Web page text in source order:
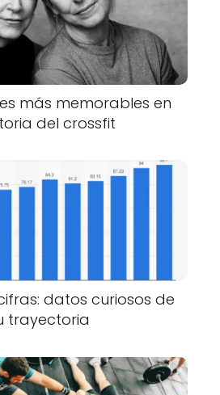
más memorables en
del crossfit
datos curiosos de
trayectoria